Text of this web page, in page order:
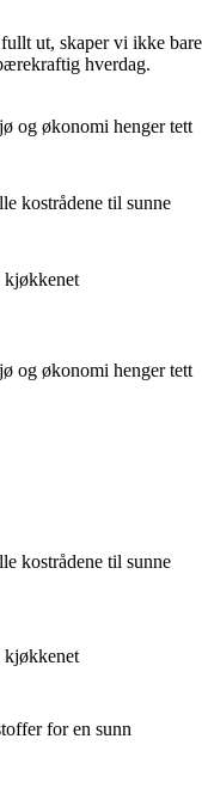
ut, skaper vi ikke bare
hverdag.
og økonomi henger tett
kostrådene til sunne
kjøkkenet
og økonomi henger tett
kostrådene til sunne
kjøkkenet
for en sunn